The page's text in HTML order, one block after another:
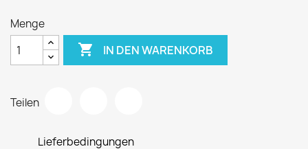
Menge
 IN DEN WARENKORB
Teilen
Lieferbedingungen